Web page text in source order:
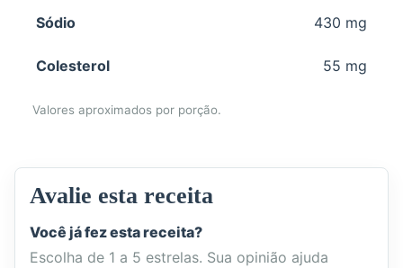
Sódio 430 mg
Colesterol 55 mg
Valores aproximados por porção.
Avalie esta receita
Você já fez esta receita?
Escolha de 1 a 5 estrelas. Sua opinião ajuda